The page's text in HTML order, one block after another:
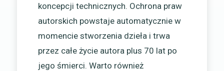
koncepcji technicznych. Ochrona praw
autorskich powstaje automatycznie w
momencie stworzenia dzieła i trwa
przez całe życie autora plus 70 lat po
jego śmierci. Warto również